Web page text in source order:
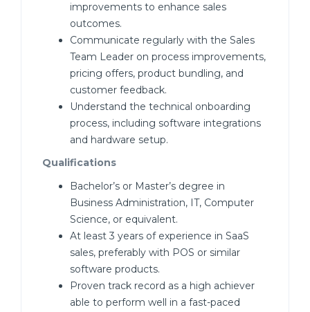
improvements to enhance sales
outcomes.
Communicate regularly with the Sales
Team Leader on process improvements,
pricing offers, product bundling, and
customer feedback.
Understand the technical onboarding
process, including software integrations
and hardware setup.
Qualifications
Bachelor’s or Master’s degree in
Business Administration, IT, Computer
Science, or equivalent.
At least 3 years of experience in SaaS
sales, preferably with POS or similar
software products.
Proven track record as a high achiever
able to perform well in a fast-paced